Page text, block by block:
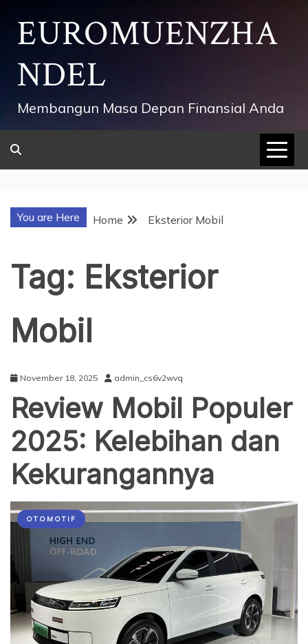
contentEUROMUENZHA
NDEL
Membangun Masa Depan Finansial Anda
You are Here Home Eksterior Mobil
Tag: Eksterior
Mobil
November 18, 2025 admin_cs6v2wvq
Review Mobil Populer
2025: Kelebihan dan
Kekurangannya
OTOMOTIF